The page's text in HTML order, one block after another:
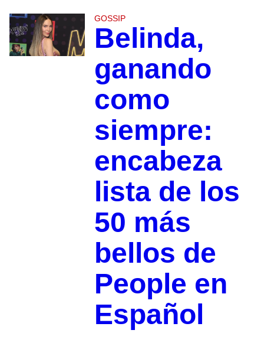
GOSSIP
Belinda,
ganando
como
siempre:
encabeza
lista de los
50 más
bellos de
People en
Español